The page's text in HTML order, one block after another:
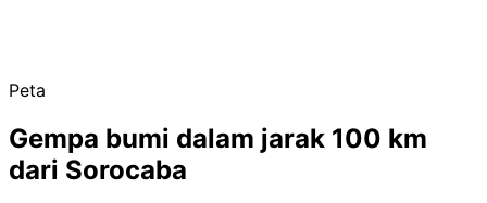
Peta
Gempa bumi dalam jarak 100 km
dari Sorocaba